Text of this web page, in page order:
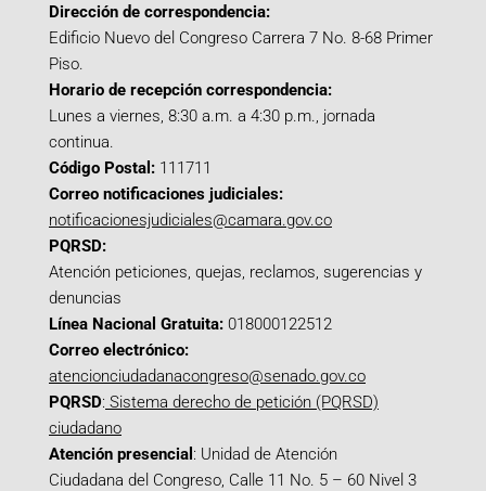
Dirección de correspondencia:
Edificio Nuevo del Congreso Carrera 7 No. 8-68 Primer
Piso.
Horario de recepción correspondencia:
Lunes a viernes, 8:30 a.m. a 4:30 p.m., jornada
continua.
Código Postal: 111711
Correo notificaciones judiciales:
notificacionesjudiciales@camara.gov.co
PQRSD:
Atención peticiones, quejas, reclamos, sugerencias y
denuncias
Línea Nacional Gratuita: 018000122512
Correo electrónico:
atencionciudadanacongreso@senado.gov.co
PQRSD: Sistema derecho de petición (PQRSD)
ciudadano
Atención presencial : Unidad de Atención
Ciudadana del Congreso, Calle 11 No. 5 – 60 Nivel 3